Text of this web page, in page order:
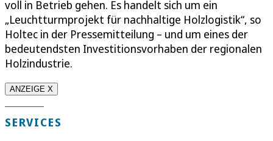
voll in Betrieb gehen. Es handelt sich um ein
„Leuchtturmprojekt für nachhaltige Holzlogistik“, so
Holtec in der Pressemitteilung – und um eines der
bedeutendsten Investitionsvorhaben der regionalen
Holzindustrie.
ANZEIGE X
SERVICES